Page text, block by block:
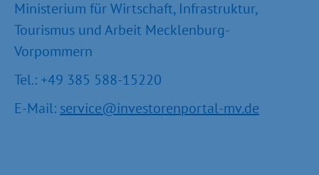
Ministerium für Wirtschaft, Infrastruktur,
Tourismus und Arbeit Mecklenburg-
Vorpommern
Tel.: +49 385 588-15220
E-Mail: service@investorenportal-mv.de